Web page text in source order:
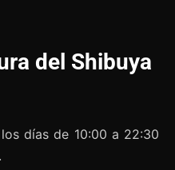
del Shibuya
días de 10:00 a 22:30